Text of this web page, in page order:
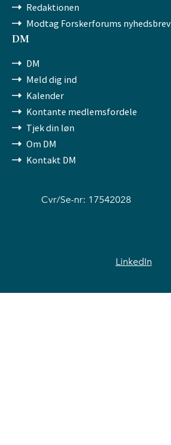
Redaktionen
Modtag Forskerforums nyhedsbrev
DM
DM
Meld dig ind
Kalender
Kontante medlemsfordele
Tjek din løn
Om DM
Kontakt DM
Cvr/Se-nr: 17542028
LinkedIn